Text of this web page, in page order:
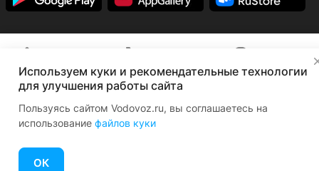
Главная
Используем куки и рекомендательные технологии
для улучшения работы сайта
Пользуясь сайтом Vodovoz.ru, вы соглашаетесь на
использование файлов куки
ОК